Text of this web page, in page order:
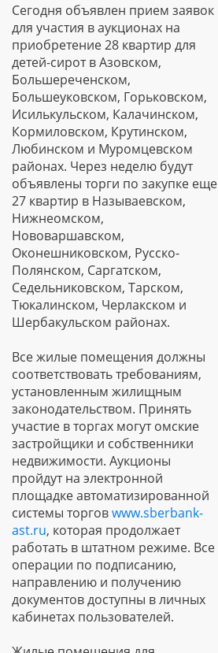
Сегодня объявлен прием заявок
для участия в аукционах на
приобретение 28 квартир для
детей-сирот в Азовском,
Большереченском,
Большеуковском, Горьковском,
Исилькульском, Калачинском,
Кормиловском, Крутинском,
Любинском и Муромцевском
районах. Через неделю будут
объявлены торги по закупке еще
27 квартир в Называевском,
Нижнеомском,
Нововаршавском,
Оконешниковском, Русско-
Полянском, Саргатском,
Седельниковском, Тарском,
Тюкалинском, Черлакском и
Шербакульском районах.
Все жилые помещения должны
соответствовать требованиям,
установленным жилищным
законодательством. Принять
участие в торгах могут омские
застройщики и собственники
недвижимости. Аукционы
пройдут на электронной
площадке автоматизированной
системы торговwww.sberbank-
ast.ru, которая продолжает
работать в штатном режиме. Все
операции по подписанию,
направлению и получению
документов доступны в личных
кабинетах пользователей.